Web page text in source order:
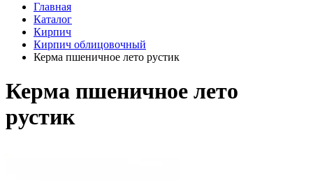
Главная
Каталог
Кирпич
Кирпич облицовочный
Керма пшеничное лето рустик
Керма пшеничное лето
рустик